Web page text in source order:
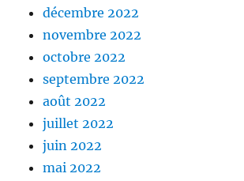
décembre 2022
novembre 2022
octobre 2022
septembre 2022
août 2022
juillet 2022
juin 2022
mai 2022